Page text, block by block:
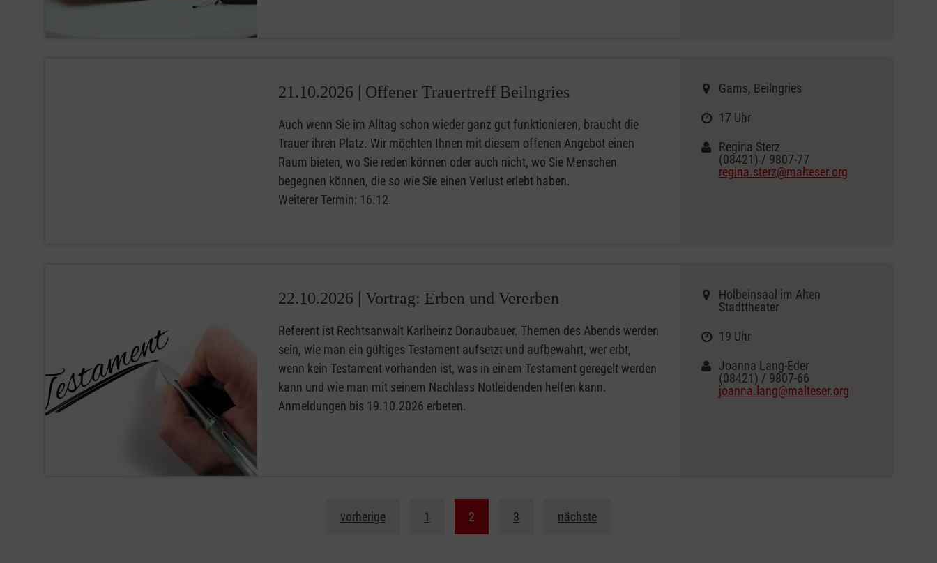
21.10.2026 | Offener Trauertreff Beilngries
Auch wenn Sie im Alltag schon wieder ganz gut funktionieren, braucht die
Trauer ihren Platz. Wir möchten Ihnen mit diesem offenen Angebot einen
Raum bieten, wo Sie reden können oder auch nicht, wo Sie Menschen
begegnen können, die so wie Sie einen Verlust erlebt haben.
Weiterer Termin: 16.12.
Gams, Beilngries
17 Uhr
Regina Sterz
(08421) / 9807-77
regina.sterz@malteser.org
22.10.2026 | Vortrag: Erben und Vererben
Referent ist Rechtsanwalt Karlheinz Donaubauer. Themen des Abends werden
sein, wie man ein gültiges Testament aufsetzt und aufbewahrt, wer erbt,
wenn kein Testament vorhanden ist, was in einem Testament geregelt werden
kann und wie man mit seinem Nachlass Notleidenden helfen kann.
Anmeldungen bis 19.10.2026 erbeten.
Holbeinsaal im Alten
Stadttheater
19 Uhr
Joanna Lang-Eder
(08421) / 9807-66
joanna.lang@malteser.org
vorherige 1 2 3 nächste